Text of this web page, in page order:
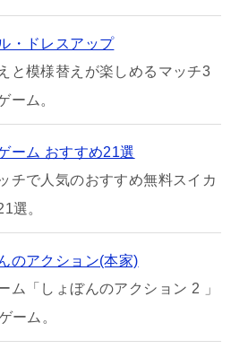
・ドレスアップ
と模様替えが楽しめるマッチ3
ーム。
ーム おすすめ21選
チで人気のおすすめ無料スイカ
選。
のアクション(本家)
ム「しょぼんのアクション 2 」
ーム。